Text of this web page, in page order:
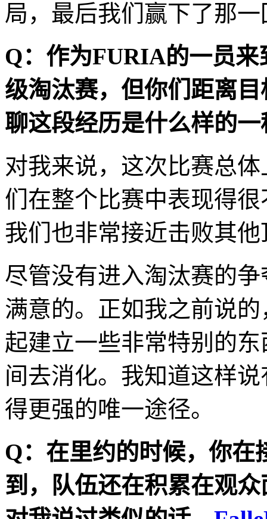
局，最后我们赢下了那一
Q：作为FURIA的一员来
级淘汰赛，但你们距离
聊这段经历是什么样的
对我来说，这次比赛总
们在整个比赛中表现得
我们也非常接近击败其
尽管没有进入淘汰赛的
满意的。正如我之前说
起建立一些非常特别的
间去消化。我知道这样
得更强的唯一途径。
Q：在里约的时候，你
到，队伍还在积累在观